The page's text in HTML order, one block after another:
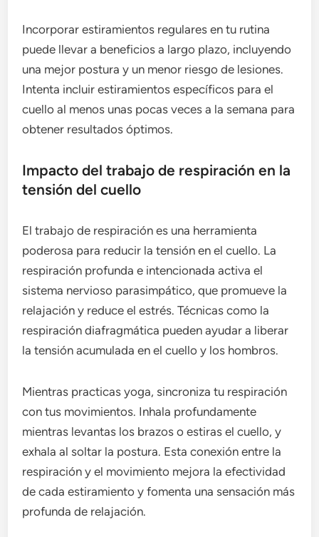
Incorporar estiramientos regulares en tu rutina
puede llevar a beneficios a largo plazo, incluyendo
una mejor postura y un menor riesgo de lesiones.
Intenta incluir estiramientos específicos para el
cuello al menos unas pocas veces a la semana para
obtener resultados óptimos.
Impacto del trabajo de respiración en la
tensión del cuello
El trabajo de respiración es una herramienta
poderosa para reducir la tensión en el cuello. La
respiración profunda e intencionada activa el
sistema nervioso parasimpático, que promueve la
relajación y reduce el estrés. Técnicas como la
respiración diafragmática pueden ayudar a liberar
la tensión acumulada en el cuello y los hombros.
Mientras practicas yoga, sincroniza tu respiración
con tus movimientos. Inhala profundamente
mientras levantas los brazos o estiras el cuello, y
exhala al soltar la postura. Esta conexión entre la
respiración y el movimiento mejora la efectividad
de cada estiramiento y fomenta una sensación más
profunda de relajación.